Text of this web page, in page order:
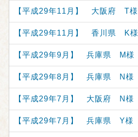
【平成29年11月】 大阪府 T様
【平成29年11月】 香川県 K様
【平成29年9月】 兵庫県 M様
【平成29年8月】 兵庫県 N様
【平成29年7月】 大阪府 N様
【平成29年7月】 兵庫県 Y様